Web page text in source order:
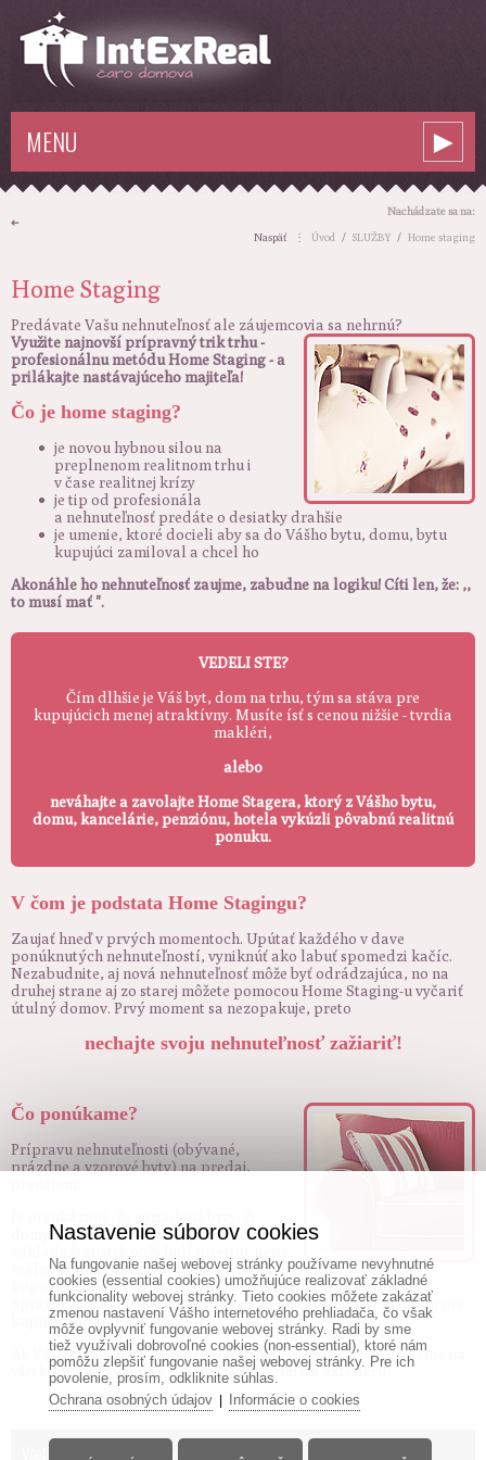
MENU ►
Nachádzate sa na:
➜
Naspäť
⋮ Úvod / SLUŽBY / Home staging
Home Staging
Predávate Vašu nehnuteľnosť ale záujemcovia sa nehrnú?
Využite najnovší prípravný trik trhu -
profesionálnu metódu Home Staging - a
prilákajte nastávajúceho majiteľa!
Čo je home staging?
je novou hybnou silou na
preplnenom realitnom trhu i
v čase realitnej krízy
je tip od profesionála
a nehnuteľnosť predáte o desiatky drahšie
je umenie, ktoré docieli aby sa do Vášho bytu, domu, bytu
kupujúci zamiloval a chcel ho
Akonáhle ho nehnuteľnosť zaujme, zabudne na logiku! Cíti len, že: ,,
to musí mať ".
VEDELI STE?
Čím dlhšie je Váš byt, dom na trhu, tým sa stáva pre
kupujúcich menej atraktívny. Musíte ísť s cenou nižšie - tvrdia
makléri,
alebo
neváhajte a zavolajte Home Stagera, ktorý z Vášho bytu,
domu, kancelárie, penziónu, hotela vykúzli pôvabnú realitnú
ponuku.
V čom je podstata Home Stagingu?
Zaujať hneď v prvých momentoch. Upútať každého v dave
ponúknutých nehnuteľností, vyniknúť ako labuť spomedzi kačíc.
Nezabudnite, aj nová nehnuteľnosť môže byť odrádzajúca, no na
druhej strane aj zo starej môžete pomocou Home Staging-u vyčariť
útulný domov. Prvý moment sa nezopakuje, preto
nechajte svoju nehnuteľnosť zažiariť!
Čo ponúkame?
Prípravu nehnuteľnosti (obývané,
prázdne a vzorové byty) na predaj,
domy sa predávajú rýchlejšie. Na
reálne vnímať. Home Staging pomáha
kupujúcim pri vizualizácii ich potencionálne nového domova.
Správne upravený byt, či dom sa môže zdať priestrannejší tým pre
kupujúceho viac lákavý.
Ak Vás zaujala naša práca,napíšte nám, radi Vám zodpovieme na
všetky otázky týkajúceho sa vášho interiéru a exteriéru.
Všetky práva vyhradené - www.intexreal.sk
Nastavenie súborov cookies
Na fungovanie našej webovej stránky používame nevyhnutné
cookies (essential cookies) umožňujúce realizovať základné
funkcionality webovej stránky. Tieto cookies môžete zakázať
zmenou nastavení Vášho internetového prehliadača, čo však
môže ovplyvniť fungovanie webovej stránky. Radi by sme
tiež využívali dobrovoľné cookies (non-essential), ktoré nám
pomôžu zlepšiť fungovanie našej webovej stránky. Pre ich
povolenie, prosím, odkliknite súhlas.
Ochrana osobných údajov| Informácie o cookies